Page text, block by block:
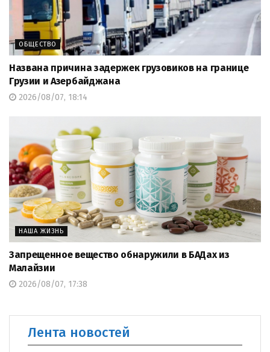
ОБЩЕСТВО
Названа причина задержек грузовиков на границе
Грузии и Азербайджана
2026/08/07, 18:14
НАША ЖИЗНЬ
Запрещенное вещество обнаружили в БАДах из
Малайзии
2026/08/07, 17:38
Лента новостей